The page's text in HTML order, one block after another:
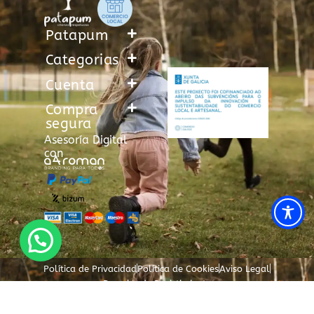
Patapum
Categorias
Cuenta
Compra
segura
Asesoría Digital
con
Política de PrivacidadPolítica de CookiesAviso Legal
Derecho de Desistimiento